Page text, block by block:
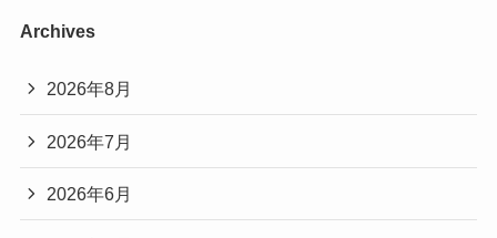
Archives
2026年8月
2026年7月
2026年6月